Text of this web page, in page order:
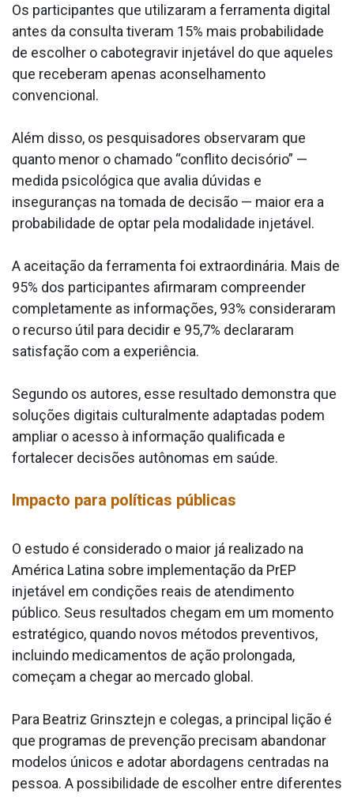
Os participantes que utilizaram a ferramenta digital
antes da consulta tiveram 15% mais probabilidade
de escolher o cabotegravir injetável do que aqueles
que receberam apenas aconselhamento
convencional.
Além disso, os pesquisadores observaram que
quanto menor o chamado “conflito decisório” —
medida psicológica que avalia dúvidas e
inseguranças na tomada de decisão — maior era a
probabilidade de optar pela modalidade injetável.
A aceitação da ferramenta foi extraordinária. Mais de
95% dos participantes afirmaram compreender
completamente as informações, 93% consideraram
o recurso útil para decidir e 95,7% declararam
satisfação com a experiência.
Segundo os autores, esse resultado demonstra que
soluções digitais culturalmente adaptadas podem
ampliar o acesso à informação qualificada e
fortalecer decisões autônomas em saúde.
Impacto para políticas públicas
O estudo é considerado o maior já realizado na
América Latina sobre implementação da PrEP
injetável em condições reais de atendimento
público. Seus resultados chegam em um momento
estratégico, quando novos métodos preventivos,
incluindo medicamentos de ação prolongada,
começam a chegar ao mercado global.
Para Beatriz Grinsztejn e colegas, a principal lição é
que programas de prevenção precisam abandonar
modelos únicos e adotar abordagens centradas na
pessoa. A possibilidade de escolher entre diferentes